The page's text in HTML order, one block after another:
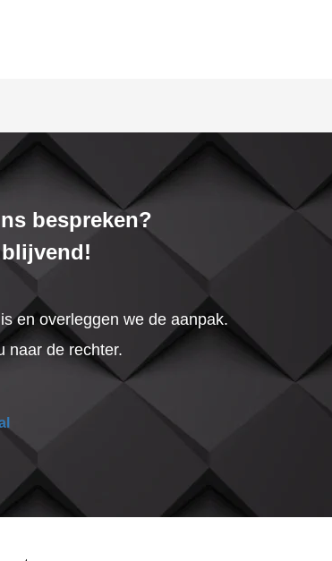
bespreken?
en overleggen we de aanpak.
naar de rechter.